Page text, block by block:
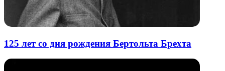
125 лет со дня рождения Бертольта Брехта